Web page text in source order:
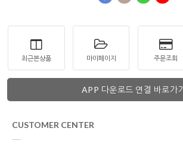
최근본상품 마이페이지 주문조회
APP 다운로드 연결 바로가기
CUSTOMER CENTER